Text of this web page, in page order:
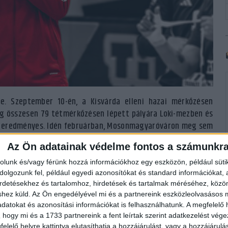
Az Ön adatainak védelme fontos a
és/vagy férünk hozzá információkhoz egy eszközön, például
fel, például egyedi azonosítókat és standard információkat,
és tartalomhoz, hirdetések és tartalmak méréséhez,
küld. Az Ön engedélyével mi és a partnereink eszközleolvasásos
és azonosítási információkat is felhasználhatunk. A megfelelő
hogy mi és a 1733 partnereink a fent leírtak szerint adatkezelést
helyre kattintva elutasíthatja a hozzájárulást, vagy a
Szeptember 10-én, a Kisvárda elleni hazai mérkőzésen
összesen 79 tétmérkőzésen lépett pályára Loki-mezben és
Idén februárban, Mosonmagyaróváron meg sem
került vissza a magyar válogatott keretébe, s
debreceni évében bajnoki bronzérmet szerzett a Lokival, a
Kupában is bronzérmes lett.
szóló kontraktussal hosszabbította meg a klub 2023
hogy – opciós jogával élve – az első év letelte után, azaz